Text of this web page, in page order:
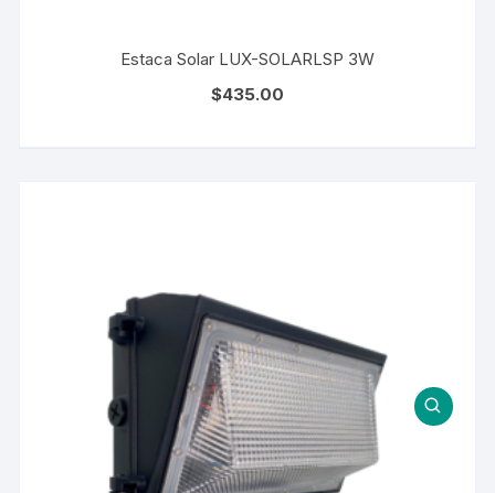
Estaca Solar LUX-SOLARLSP 3W
$435.00